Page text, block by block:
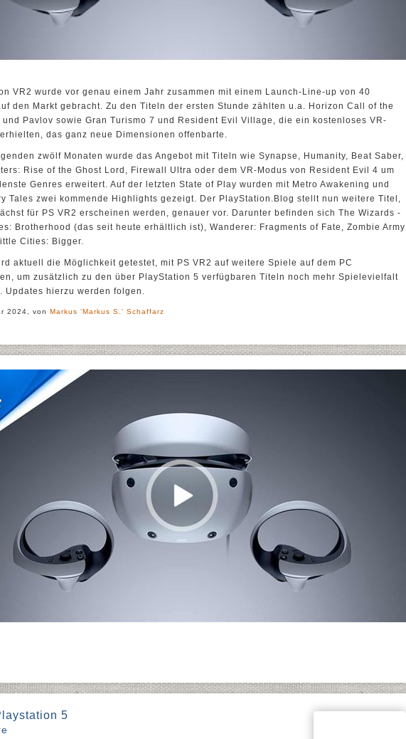
VR2 wurde vor genau einem Jahr zusammen mit einem Launch-Line-up von 40
den Markt gebracht. Zu den Titeln der ersten Stunde zählten u.a. Horizon Call of the
und Pavlov sowie Gran Turismo 7 und Resident Evil Village, die ein kostenloses VR-
das ganz neue Dimensionen offenbarte.
zwölf Monaten wurde das Angebot mit Titeln wie Synapse, Humanity, Beat Saber,
Rise of the Ghost Lord, Firewall Ultra oder dem VR-Modus von Resident Evil 4 um
Genres erweitert. Auf der letzten State of Play wurden mit Metro Awakening und
Tales zwei kommende Highlights gezeigt. Der PlayStation.Blog stellt nun weitere Titel,
für PS VR2 erscheinen werden, genauer vor. Darunter befinden sich The Wizards -
Brotherhood (das seit heute erhältlich ist), Wanderer: Fragments of Fate, Zombie Army
Cities: Bigger.
aktuell die Möglichkeit getestet, mit PS VR2 auf weitere Spiele auf dem PC
um zusätzlich zu den über PlayStation 5 verfügbaren Titeln noch mehr Spielevielfalt
Updates hierzu werden folgen.
2024, von Markus 'Markus S.' Schaffarz
5